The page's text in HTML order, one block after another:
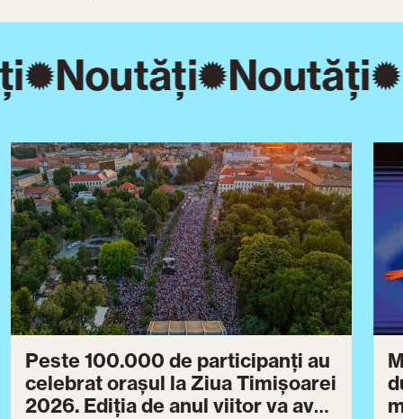
Noutăți Noutăți
Peste 100.000 de participanți au
celebrat orașul la Ziua Timișoarei
2026. Ediția de anul viitor va avea